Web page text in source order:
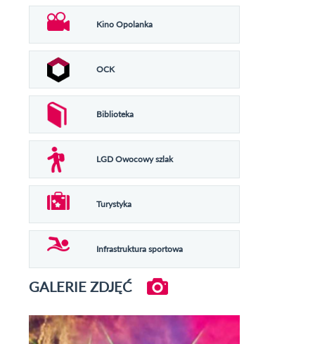
Kino Opolanka
OCK
Biblioteka
LGD Owocowy szlak
Turystyka
Infrastruktura sportowa
GALERIE ZDJĘĆ